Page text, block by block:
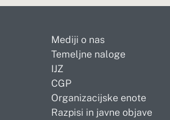
Mediji o nas
Temeljne naloge
IJZ
CGP
Organizacijske enote
Razpisi in javne objave